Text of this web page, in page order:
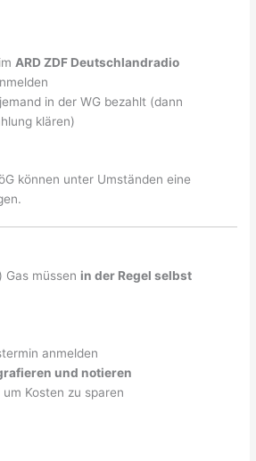
ARD ZDF Deutschlandradio
in der WG bezahlt (dann
klären)
können unter Umständen eine
Gas müssen in der Regel selbst
anmelden
und notieren
Kosten zu sparen